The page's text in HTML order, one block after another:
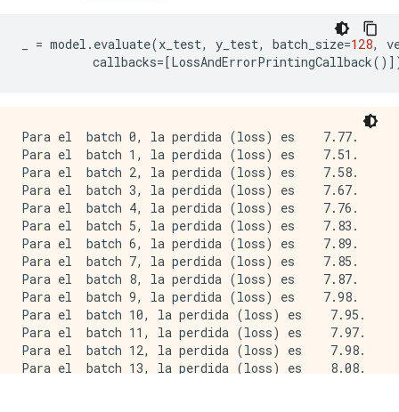
= model . evaluate(x_test, y_test, batch_size=128,
callbacks=[LossAndErrorPrintingCallback
Para el  batch 0, la perdida (loss) es    7.77.
Para el  batch 1, la perdida (loss) es    7.51.
Para el  batch 2, la perdida (loss) es    7.58.
Para el  batch 3, la perdida (loss) es    7.67.
Para el  batch 4, la perdida (loss) es    7.76.
Para el  batch 5, la perdida (loss) es    7.83.
Para el  batch 6, la perdida (loss) es    7.89.
Para el  batch 7, la perdida (loss) es    7.85.
Para el  batch 8, la perdida (loss) es    7.87.
Para el  batch 9, la perdida (loss) es    7.98.
Para el  batch 10, la perdida (loss) es    7.95.
Para el  batch 11, la perdida (loss) es    7.97.
Para el  batch 12, la perdida (loss) es    7.98.
Para el  batch 13, la perdida (loss) es    8.08.